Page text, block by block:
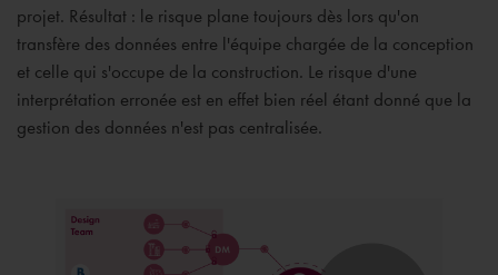
projet. Résultat : le risque plane toujours dès lors qu'on
transfère des données entre l'équipe chargée de la conception
et celle qui s'occupe de la construction. Le risque d'une
interprétation erronée est en effet bien réel étant donné que la
gestion des données n'est pas centralisée.